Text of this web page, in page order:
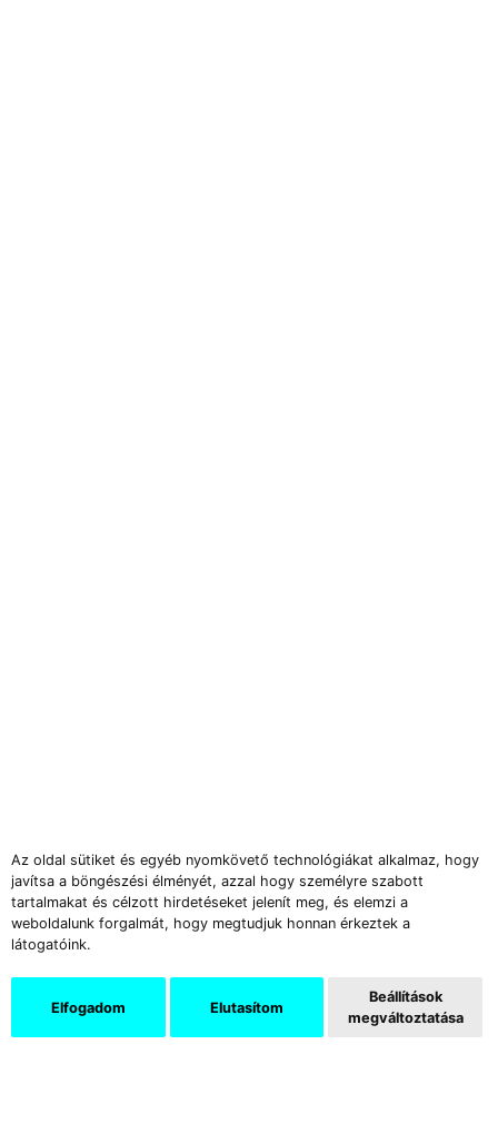
Az oldal sütiket és egyéb nyomkövető technológiákat alkalmaz, hogy
javítsa a böngészési élményét, azzal hogy személyre szabott
tartalmakat és célzott hirdetéseket jelenít meg, és elemzi a
weboldalunk forgalmát, hogy megtudjuk honnan érkeztek a
látogatóink.
Elfogadom Elutasítom
Beállítások
megváltoztatása